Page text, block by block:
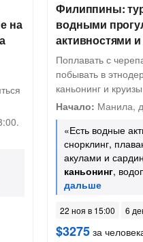
на
Филиппины:
водными
активностями
Поплавать с
побывать в
каньонинг и
Начало: Манила,
«Есть водные
снорклинг,
акулами и
каньонинг,
22 ноя в 15:00 6
$3275 за